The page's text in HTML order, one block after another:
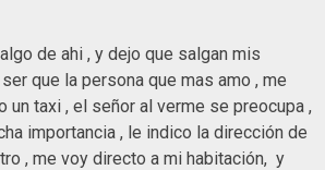
de ahi , y dejo que salgan mis
que la persona que mas amo , me
un taxi , el señor al verme se preocupa ,
importancia , le indico la dirección de
, me voy directo a mi habitación, y